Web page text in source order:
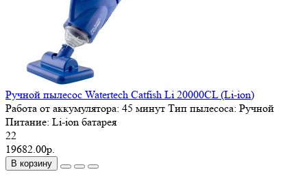
Ручной пылесос Watertech Catfish Li 20000CL (Li-ion)
Работа от аккумулятора: 45 минут Тип пылесоса: Ручной
Питание: Li-ion батарея
22
19682.00р.
В корзину